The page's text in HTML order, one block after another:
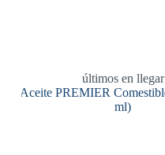
últimos en llegar